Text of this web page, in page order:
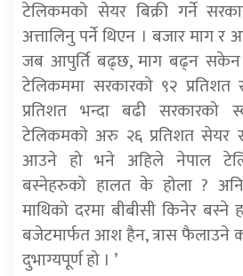
टेलिकमको सेयर बिक्री गर्ने
अत्तालिनु पर्ने थिएन । बजार माग
जब आपुर्ति बढ्छ, माग बढ्न
टेलिकममा सरकारको ९२ प्रतिशत
प्रतिशत भन्दा बढी सरकारको
टेलिकमको अरु २६ प्रतिशत सेयर
आउने हो भने अहिले नेपाल
बस्नेहरुको हालत के होला ? अनि
माथिको दरमा बीबीसी किनेर बस्ने
बजेटमार्फत आश हैन, त्रास फैलाउने
दुभाग्यपूर्ण हो । ’